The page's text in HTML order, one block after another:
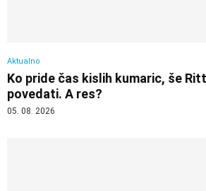
Aktualno
Ko pride čas kislih kumaric, še
povedati. A res?
05. 08. 2026